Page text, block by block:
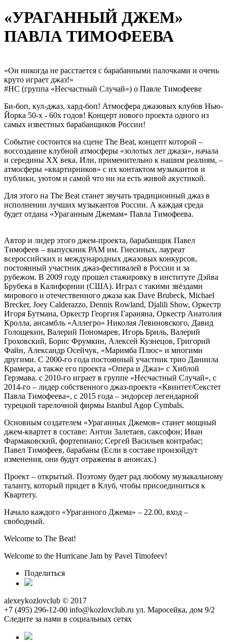
«УРАГАННЫЙ ДЖЕМ»
ПАВЛА ТИМОФЕЕВА
«Он никогда не расстается с барабанными палочками и очень
круто играет джаз!»
#НС (группа «Несчастный Случай») о Павле Тимофееве
Би-боп, кул-джаз, хард-боп! Атмосфера джазовых клубов Нью-
Йорка 50-х - 60х годов! Концерт нового проекта одного из
самых известных барабанщиков России!
Событие состоится на сцене The Beat, концепт которой –
воссоздание клубной атмосферы «золотых лет джаза», начала
и середины ХХ века. Или, применительно к нашим реалиям, –
атмосферы «квартирников» с их контактом музыкантов и
публики, уютом и самой что ни на есть живой акустикой.
Для этого на The Beat станет звучать традиционный джаз в
исполнении лучших музыкантов России. А каждая среда
будет отдана «Ураганным Джемам» Павла Тимофеева.
Автор и лидер этого джем-проекта, барабанщик Павел
Тимофеев – выпускник РАМ им. Гнесиных, лауреат
всероссийских и международных джазовых конкурсов,
постоянный участник джаз-фестивалей в России и за
рубежом. В 2009 году прошел стажировку в институте Дэйва
Брубека в Калифорнии (США). Играл с такими звёздами
мирового и отечественного джаза как Dave Brubeck, Michael
Brecker, Joey Calderazzo, Dennis Rowland, Djalili Show, Оркестр
Игоря Бутмана, Оркестр Георгия Гараняна, Оркестр Анатолия
Кролла, ансамбль «Аллегро» Николая Левиновского, Давид
Голощекин, Валерий Пономарев, Игорь Бриль, Валерий
Гроховский, Борис Фрумкин, Алексей Кузнецов, Григорий
Файн, Александр Осейчук, «Маримба Плюс» и многими
другими. С 2000-го года постоянный участник трио Даниила
Крамера, а также его проекта «Опера и Джаз» с Хиблой
Герзмава. с 2010-го играет в группе «Несчастный Случай», с
2014-го – лидер собственного джаз-проекта «Квинтет/Секстет
Павла Тимофеева», с 2015 года – эндорсер легендарной
турецкой тарелочной фирмы Istanbul Agop Cymbals.
Основным создателем «Ураганных Джемов» станет мощный
джем-квартет в составе: Антон Залетаев, саксофон; Иван
Фармаковский, фортепиано; Сергей Васильев контрабас;
Павел Тимофеев, барабаны (Если в составе произойдут
изменения, они будут отражены в анонсах.)
Проект – открытый. Поэтому будет рад любому музыкальному
таланту, который придет в Клуб, чтобы присоединиться к
Квартету.
Начало каждого «Ураганного Джема» – 22.00, вход –
свободный.
Welcome to The Beat!
Welcome to the Hurricane Jam by Pavel Timofeev!
Поделиться
alexeykozlovclub © 2017
+7 (495) 296-12-00 info@kozlovclub.ru ул. Маросейка, дом 9/2
Следите за нами в социальных сетях